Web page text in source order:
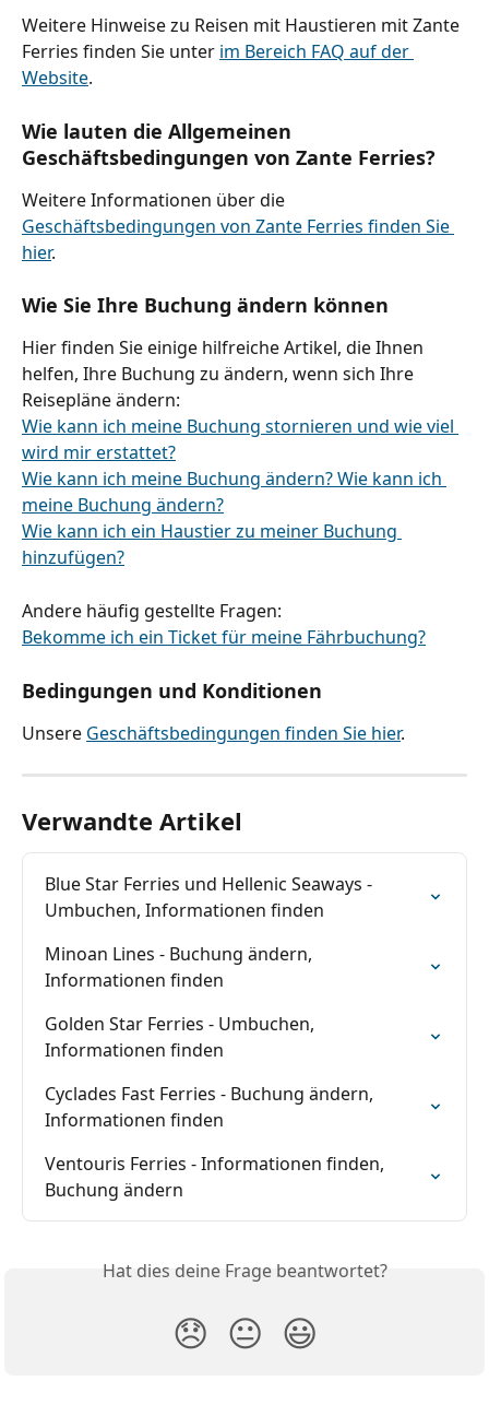
Weitere Hinweise zu Reisen mit Haustieren mit Zante
Ferries finden Sie unter im Bereich FAQ auf der
Website.
Wie lauten die Allgemeinen
Geschäftsbedingungen von Zante Ferries?
Weitere Informationen über die
Geschäftsbedingungen von Zante Ferries finden Sie
hier.
Wie Sie Ihre Buchung ändern können
Hier finden Sie einige hilfreiche Artikel, die Ihnen
helfen, Ihre Buchung zu ändern, wenn sich Ihre
Reisepläne ändern:
Wie kann ich meine Buchung stornieren und wie viel
wird mir erstattet?
Wie kann ich meine Buchung ändern? Wie kann ich
meine Buchung ändern?
Wie kann ich ein Haustier zu meiner Buchung
hinzufügen?
Andere häufig gestellte Fragen:
Bekomme ich ein Ticket für meine Fährbuchung?
Bedingungen und Konditionen
Unsere Geschäftsbedingungen finden Sie hier.
Verwandte Artikel
Blue Star Ferries und Hellenic Seaways -
Umbuchen, Informationen finden
Minoan Lines - Buchung ändern,
Informationen finden
Golden Star Ferries - Umbuchen,
Informationen finden
Cyclades Fast Ferries - Buchung ändern,
Informationen finden
Ventouris Ferries - Informationen finden,
Buchung ändern
Hat dies deine Frage beantwortet?
😞 😐 😃